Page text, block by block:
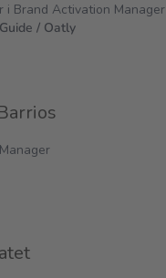
i Brand Activation Manager
/ Oatly